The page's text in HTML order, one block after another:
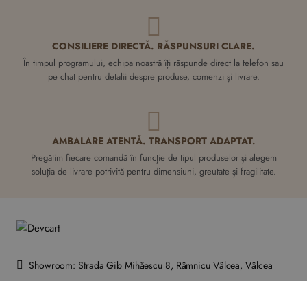
CONSILIERE DIRECTĂ. RĂSPUNSURI CLARE.
În timpul programului, echipa noastră îți răspunde direct la telefon sau
pe chat pentru detalii despre produse, comenzi și livrare.
AMBALARE ATENTĂ. TRANSPORT ADAPTAT.
Pregătim fiecare comandă în funcție de tipul produselor și alegem
soluția de livrare potrivită pentru dimensiuni, greutate și fragilitate.
Showroom: Strada Gib Mihăescu 8, Râmnicu Vâlcea, Vâlcea